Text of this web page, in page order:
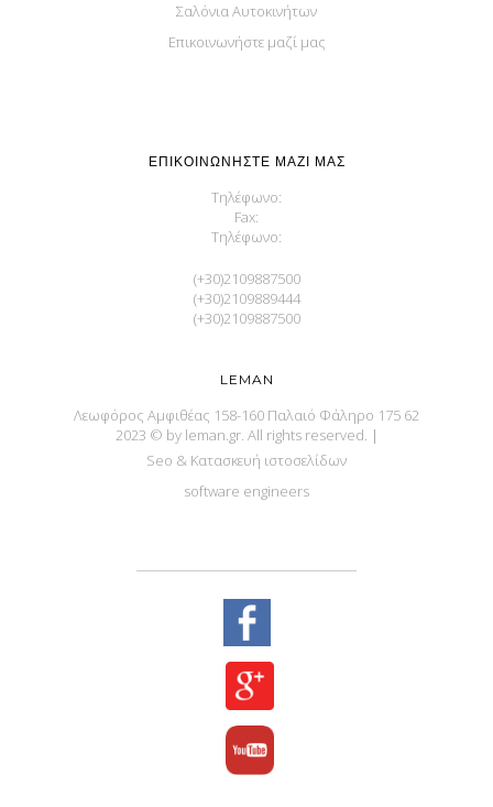
Σαλόνια Αυτοκινήτων
Επικοινωνήστε μαζί μας
ΕΠΙΚΟΙΝΩΝΉΣΤΕ ΜΑΖΊ ΜΑΣ
Τηλέφωνο:
Fax:
Τηλέφωνο:
(+30)2109887500
(+30)2109889444
(+30)2109887500
LEMAN
Λεωφόρος Αμφιθέας 158-160 Παλαιό Φάληρο 175 62
2023 © by leman.gr. All rights reserved. |
Seo & Κατασκευή ιστοσελίδων
software engineers